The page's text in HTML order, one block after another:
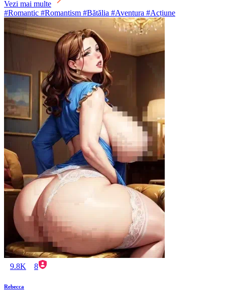
Vezi mai multe
#Romantic #Romantism #Bătălia #Aventura #Acțiune
9.8K 8
Rebecca